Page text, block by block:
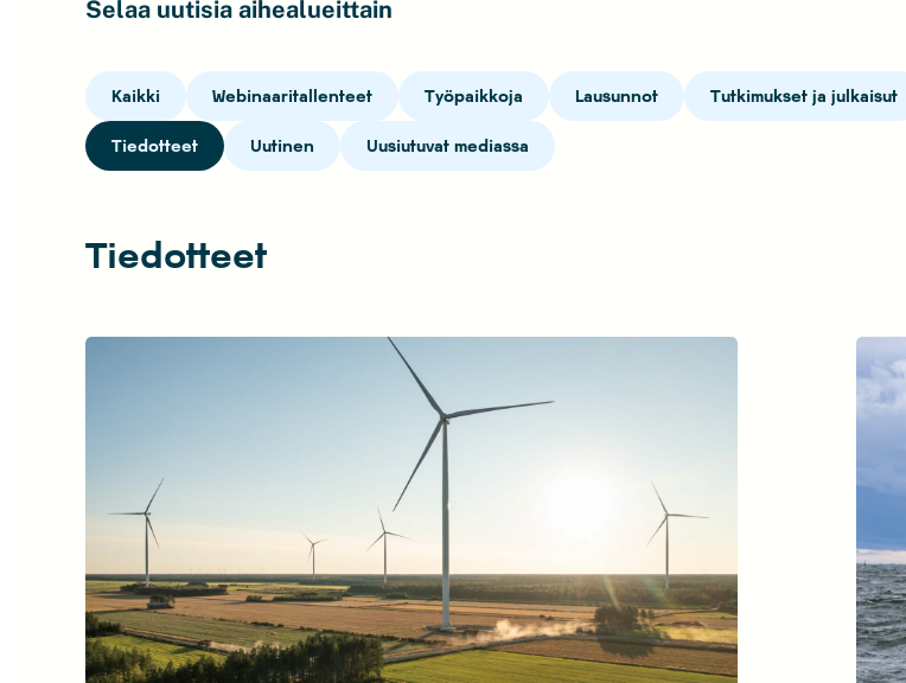
Tiedotteet
Selaa uutisia aihealueittain
Kaikki Webinaaritallenteet Työpaikkoja Lausunnot Tutkimukset ja julkaisut
Tiedotteet Uutinen Uusiutuvat mediassa